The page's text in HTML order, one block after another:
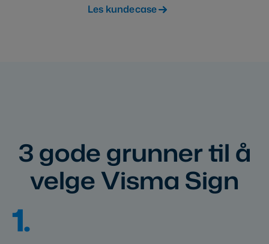
Les kundecase
3 gode grunner til å
velge Visma Sign
1.